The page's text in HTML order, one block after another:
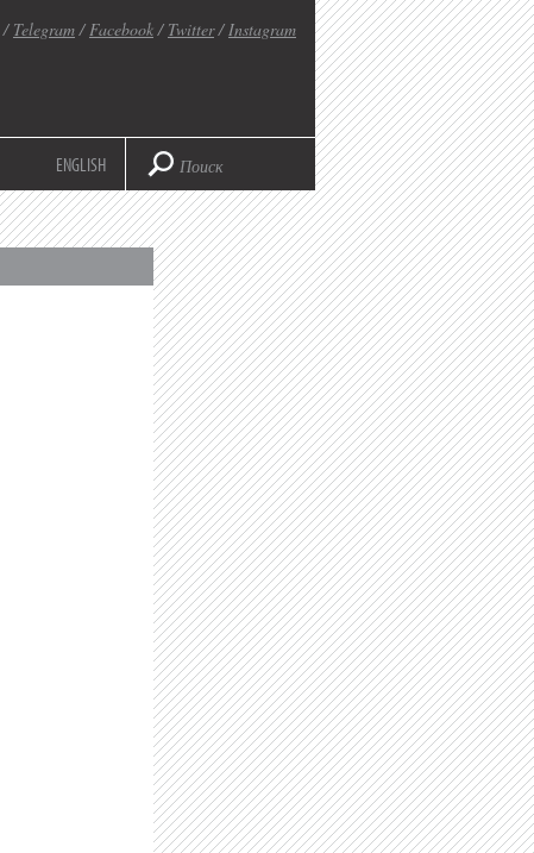
/ Telegram/Facebook/ Twitter/Instagram
ENGLISH